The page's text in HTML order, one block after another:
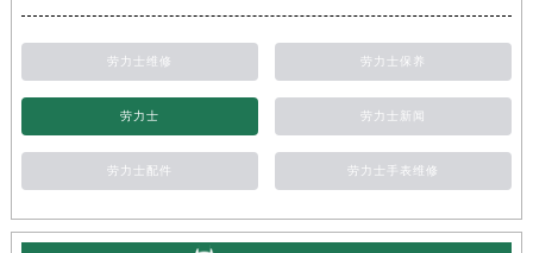
劳力士维修 劳力士保养
劳力士 劳力士新闻
劳力士配件 劳力士手表维修